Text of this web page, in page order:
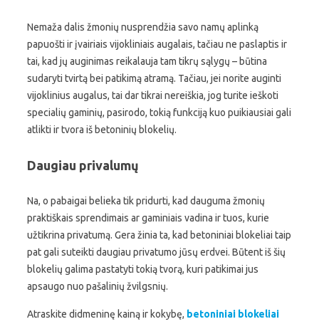
Nemaža dalis žmonių nusprendžia savo namų aplinką
papuošti ir įvairiais vijokliniais augalais, tačiau ne paslaptis ir
tai, kad jų auginimas reikalauja tam tikrų sąlygų – būtina
sudaryti tvirtą bei patikimą atramą. Tačiau, jei norite auginti
vijoklinius augalus, tai dar tikrai nereiškia, jog turite ieškoti
specialių gaminių, pasirodo, tokią funkciją kuo puikiausiai gali
atlikti ir tvora iš betoninių blokelių.
Daugiau privalumų
Na, o pabaigai belieka tik pridurti, kad dauguma žmonių
praktiškais sprendimais ar gaminiais vadina ir tuos, kurie
užtikrina privatumą. Gera žinia ta, kad betoniniai blokeliai taip
pat gali suteikti daugiau privatumo jūsų erdvei. Būtent iš šių
blokelių galima pastatyti tokią tvorą, kuri patikimai jus
apsaugo nuo pašalinių žvilgsnių.
Atraskite didmeninę kainą ir kokybę, betoniniai blokeliai